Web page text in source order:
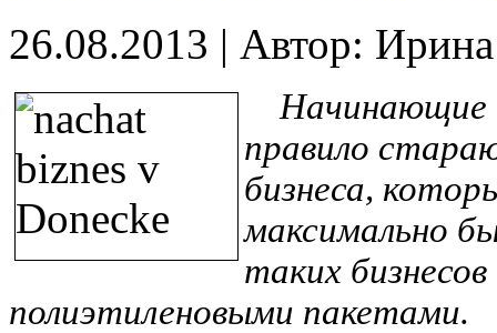
26.08.2013 | Автор:
Начинающие
правило
бизнеса,
максимально
таких бизнесов
полиэтиленовыми пакетами.